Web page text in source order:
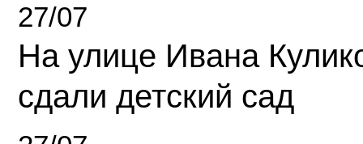
27/07
На улице Ивана
сдали детский сад